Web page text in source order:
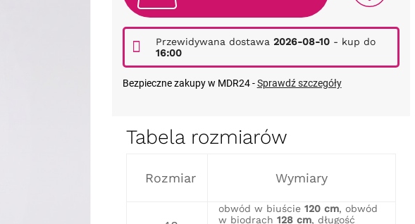
Przewidywana dostawa 2026-08-10- kup do
16:00
Bezpieczne zakupy w MDR24 -Sprawdź szczegóły
Tabela rozmiarów
Rozmiar Wymiary
obwód w biuście 120 cm, obwód
w biodrach 128 cm, długość